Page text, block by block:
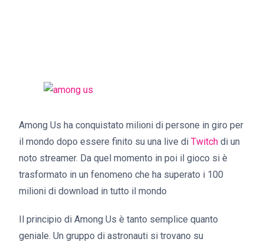
Among Us ha conquistato milioni di persone in giro per
il mondo dopo essere finito su una live di Twitch di un
noto streamer. Da quel momento in poi il gioco si è
trasformato in un fenomeno che ha superato i 100
milioni di download in tutto il mondo
Il principio di Among Us è tanto semplice quanto
geniale. Un gruppo di astronauti si trovano su